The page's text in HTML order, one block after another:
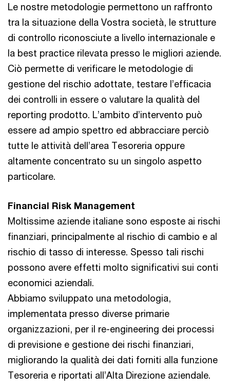
Le nostre metodologie permettono un raffronto
tra la situazione della Vostra società, le strutture
di controllo riconosciute a livello internazionale e
la best practice rilevata presso le migliori aziende.
Ciò permette di verificare le metodologie di
gestione del rischio adottate, testare l’efficacia
dei controlli in essere o valutare la qualità del
reporting prodotto. L’ambito d’intervento può
essere ad ampio spettro ed abbracciare perciò
tutte le attività dell’area Tesoreria oppure
altamente concentrato su un singolo aspetto
particolare.
Financial Risk Management
Moltissime aziende italiane sono esposte ai rischi
finanziari, principalmente al rischio di cambio e al
rischio di tasso di interesse. Spesso tali rischi
possono avere effetti molto significativi sui conti
economici aziendali.
Abbiamo sviluppato una metodologia,
implementata presso diverse primarie
organizzazioni, per il re-engineering dei processi
di previsione e gestione dei rischi finanziari,
migliorando la qualità dei dati forniti alla funzione
Tesoreria e riportati all’Alta Direzione aziendale.